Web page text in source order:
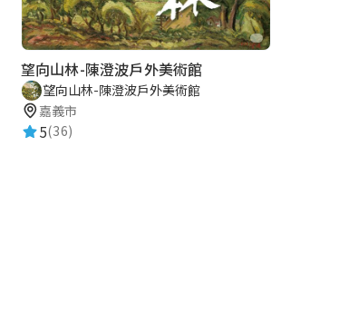
望向山林-陳澄波戶外美術館
望向山林-陳澄波戶外美術館
嘉義市
5(36)